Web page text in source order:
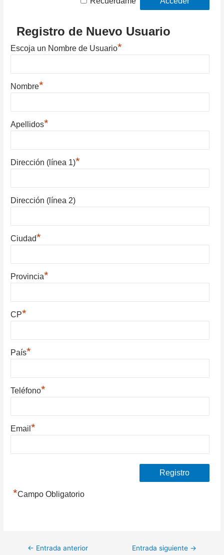
Registro de Nuevo Usuario
Escoja un Nombre de Usuario*
Nombre*
Apellidos*
Dirección (línea 1)*
Dirección (línea 2)
Ciudad*
Provincia*
CP*
País*
Teléfono*
Email*
*Campo Obligatorio
Navegación
← Entrada anterior Entrada siguiente →